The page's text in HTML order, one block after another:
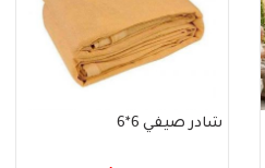
شادر صيفي 6*6